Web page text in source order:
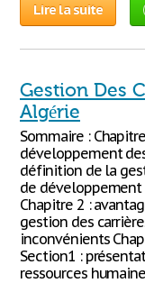
Lire la suite
Gestion Des
Algérie
Sommaire :
développement
définition de la
de développement
Chapitre 2 :
gestion des
inconvénients
Section1 :
ressources